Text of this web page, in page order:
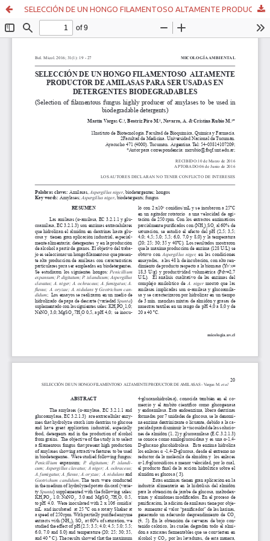
SELECCIÓN DE UN HONGO FILAMENTOSO ALTAMENTE PRODUCTOR DE AMILASAS PARA SER USADAS EN DETERGENTES BIODEGRADABLES